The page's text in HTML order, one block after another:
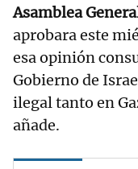
Asamblea
aprobara este
esa opinión
Gobierno de
ilegal tanto en
añade.